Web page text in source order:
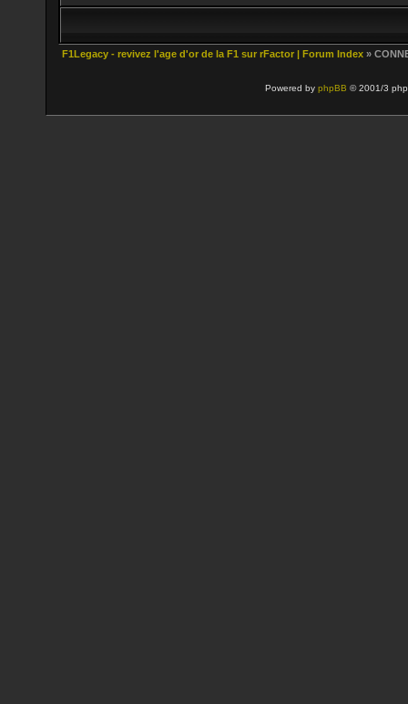
F1Legacy - revivez l'age d'or de la F1 sur rFactor | Forum Index »
Powered by phpBB © 2001/3